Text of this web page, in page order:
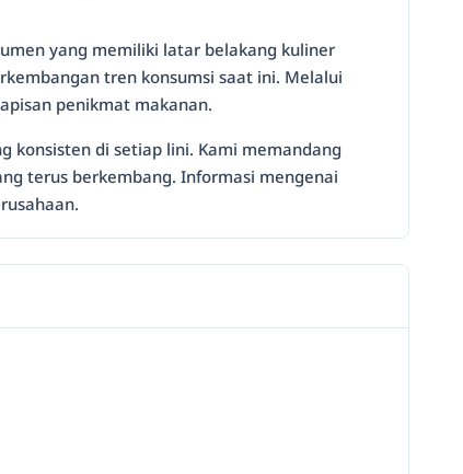
yang memiliki latar belakang kuliner
tren konsumsi saat ini. Melalui
penikmat makanan.
konsisten di setiap lini. Kami memandang
terus berkembang. Informasi mengenai